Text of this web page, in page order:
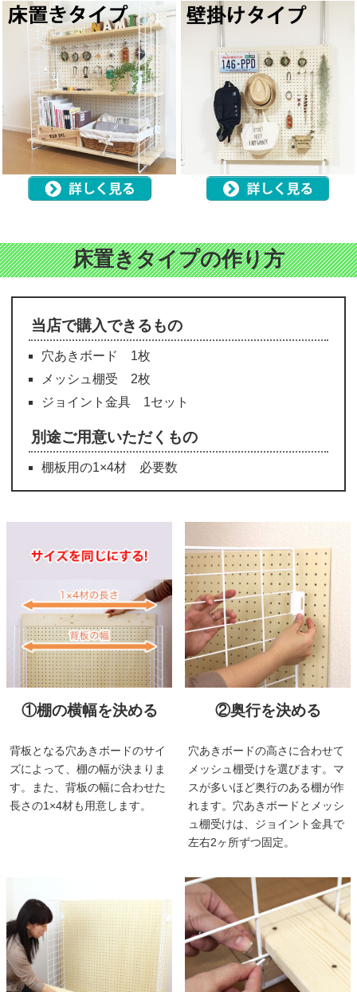
床置きタイプの作り方
当店で購入できるもの
穴あきボード 1枚
メッシュ棚受 2枚
ジョイント金具 1セット
別途ご用意いただくもの
棚板用の1×4材 必要数
①棚の横幅を決める
背板となる穴あきボードのサイ
ズによって、棚の幅が決まりま
す。また、背板の幅に合わせた
長さの1×4材も用意します。
②奥行を決める
穴あきボードの高さに合わせて
メッシュ棚受けを選びます。マ
スが多いほど奥行のある棚が作
れます。穴あきボードとメッシ
ュ棚受けは、ジョイント金具で
左右2ヶ所ずつ固定。